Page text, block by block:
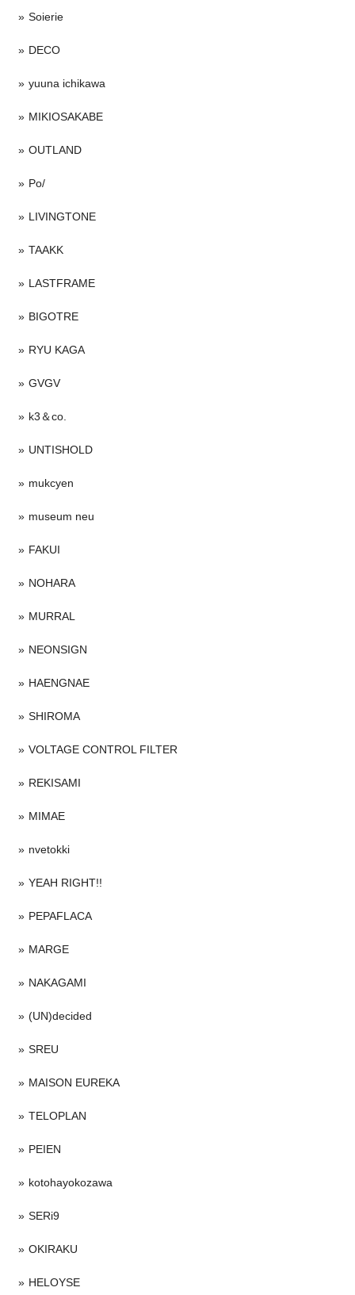
Soierie
DECO
yuuna ichikawa
MIKIOSAKABE
OUTLAND
Po/
LIVINGTONE
TAAKK
LASTFRAME
BIGOTRE
RYU KAGA
GVGV
k3＆co.
UNTISHOLD
mukcyen
museum neu
FAKUI
NOHARA
MURRAL
NEONSIGN
HAENGNAE
SHIROMA
VOLTAGE CONTROL FILTER
REKISAMI
MIMAE
nvetokki
YEAH RIGHT!!
PEPAFLACA
MARGE
NAKAGAMI
(UN)decided
SREU
MAISON EUREKA
TELOPLAN
PEIEN
kotohayokozawa
SERi9
OKIRAKU
HELOYSE